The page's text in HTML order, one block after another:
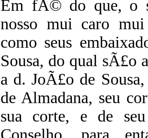
Em fÃ© do que, o
nosso mui caro
como seus
Sousa, do qual sÃ£o
a d. JoÃ£o de
de Almadana, seu
sua corte, e de